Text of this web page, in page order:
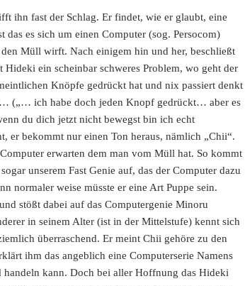
ihn fast der Schlag. Er findet, wie er glaubt, eine
das es sich um einen Computer (sog. Persocom)
Müll wirft. Nach einigem hin und her, beschließt
Hideki ein scheinbar schweres Problem, wo geht der
Knöpfe gedrückt hat und nix passiert denkt
(„… ich habe doch jeden Knopf gedrückt… aber es
du dich jetzt nicht bewegst bin ich echt
er bekommt nur einen Ton heraus, nämlich „Chii“.
erwarten dem man vom Müll hat. So kommt
unserem Fast Genie auf, das der Computer dazu
normaler weise müsste er eine Art Puppe sein.
stößt dabei auf das Computergenie Minoru
in seinem Alter (ist in der Mittelstufe) kennt sich
überraschend. Er meint Chii gehöre zu den
ihm das angeblich eine Computerserie Namens
handeln kann. Doch bei aller Hoffnung das Hideki